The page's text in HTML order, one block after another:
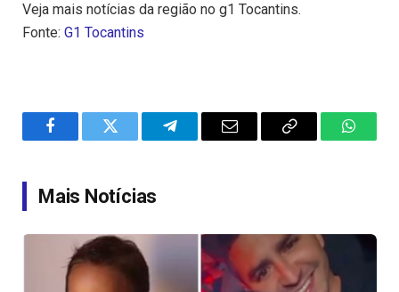
Veja mais notícias da região no g1 Tocantins.
Fonte: G1 Tocantins
FacebookTwitter TelegramEmail
Copy
Mais Notícias